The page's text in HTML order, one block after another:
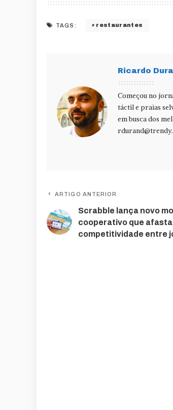
TAGS: restaurantes
Ricardo
Começou no
táctil e praias
em busca dos
ARTIGO ANTERIOR
Scrabble lança novo
cooperativo que afasta
competitividade entre